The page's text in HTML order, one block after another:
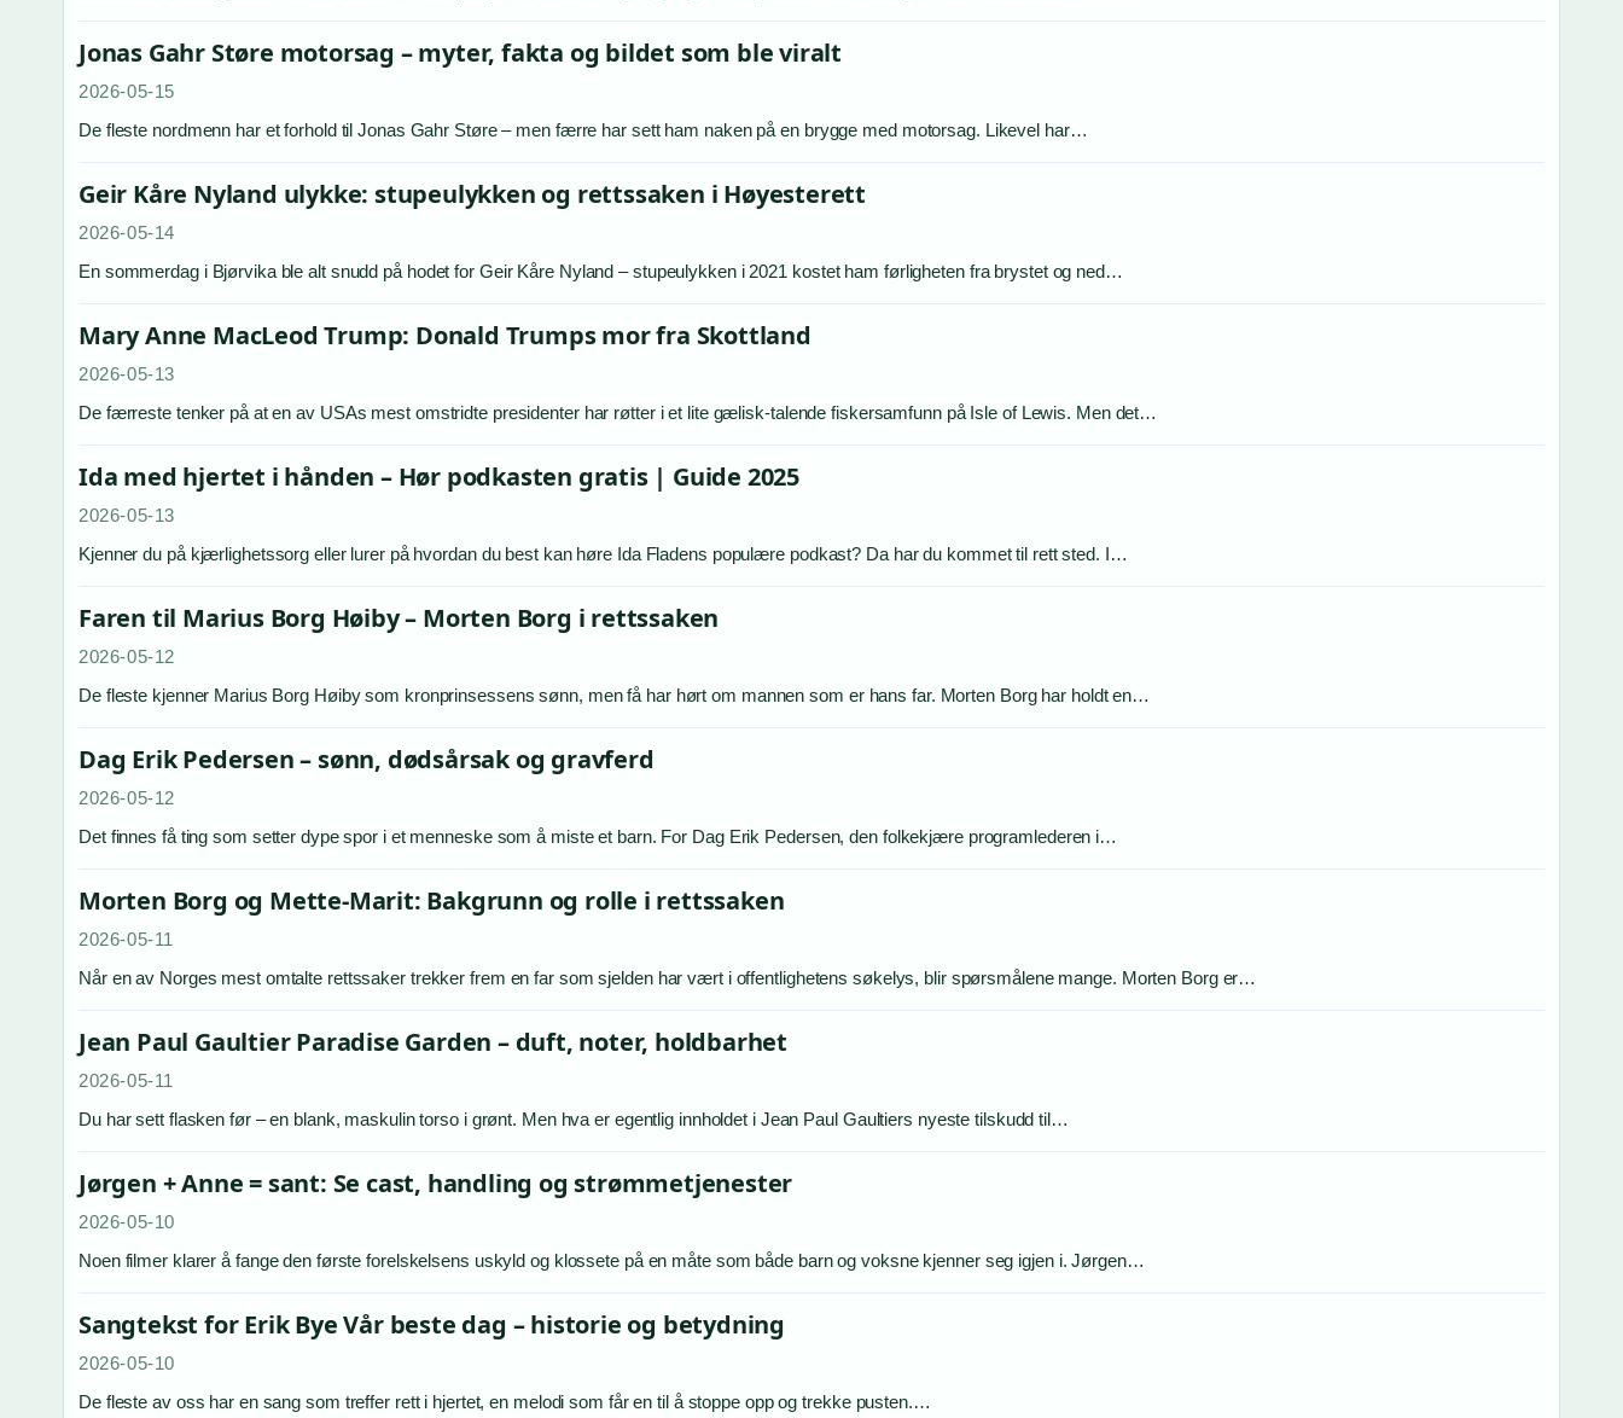
Jonas Gahr Støre motorsag – myter, fakta og bildet som ble viralt
2026-05-15
De fleste nordmenn har et forhold til Jonas Gahr Støre – men færre har sett ham naken på en brygge med motorsag. Likevel har…
Geir Kåre Nyland ulykke: stupeulykken og rettssaken i Høyesterett
2026-05-14
En sommerdag i Bjørvika ble alt snudd på hodet for Geir Kåre Nyland – stupeulykken i 2021 kostet ham førligheten fra brystet og ned…
Mary Anne MacLeod Trump: Donald Trumps mor fra Skottland
2026-05-13
De færreste tenker på at en av USAs mest omstridte presidenter har røtter i et lite gælisk-talende fiskersamfunn på Isle of Lewis. Men det…
Ida med hjertet i hånden – Hør podkasten gratis | Guide 2025
2026-05-13
Kjenner du på kjærlighetssorg eller lurer på hvordan du best kan høre Ida Fladens populære podkast? Da har du kommet til rett sted. I…
Faren til Marius Borg Høiby – Morten Borg i rettssaken
2026-05-12
De fleste kjenner Marius Borg Høiby som kronprinsessens sønn, men få har hørt om mannen som er hans far. Morten Borg har holdt en…
Dag Erik Pedersen – sønn, dødsårsak og gravferd
2026-05-12
Det finnes få ting som setter dype spor i et menneske som å miste et barn. For Dag Erik Pedersen, den folkekjære programlederen i…
Morten Borg og Mette-Marit: Bakgrunn og rolle i rettssaken
2026-05-11
Når en av Norges mest omtalte rettssaker trekker frem en far som sjelden har vært i offentlighetens søkelys, blir spørsmålene mange. Morten Borg er…
Jean Paul Gaultier Paradise Garden – duft, noter, holdbarhet
2026-05-11
Du har sett flasken før – en blank, maskulin torso i grønt. Men hva er egentlig innholdet i Jean Paul Gaultiers nyeste tilskudd til…
Jørgen + Anne = sant: Se cast, handling og strømmetjenester
2026-05-10
Noen filmer klarer å fange den første forelskelsens uskyld og klossete på en måte som både barn og voksne kjenner seg igjen i. Jørgen…
Sangtekst for Erik Bye Vår beste dag – historie og betydning
2026-05-10
De fleste av oss har en sang som treffer rett i hjertet, en melodi som får en til å stoppe opp og trekke pusten.…